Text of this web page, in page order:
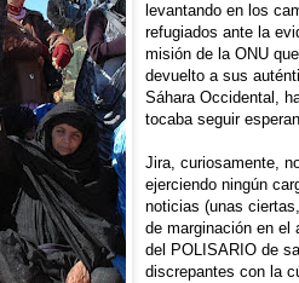
levantando en los
refugiados ante la
misión de la ONU
devuelto a sus
Sáhara Occidental,
tocaba seguir
Jira, curiosamente,
ejerciendo ningún
noticias (unas
de marginación en el
del POLISARIO de
discrepantes con la